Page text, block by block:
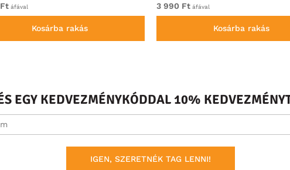
áfával
Kosárba rakás
3 990 Ft áfával
Kosárba rakás
EGY KEDVEZMÉNYKÓDDAL 10%
IGEN, SZERETNÉK TAG LENNI!